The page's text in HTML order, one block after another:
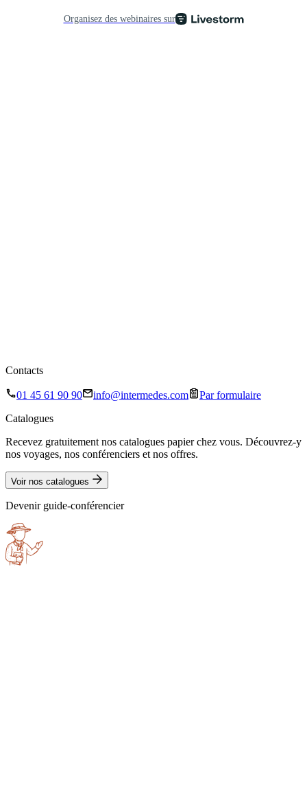
Contacts
01 45 61 90 90 info@intermedes.com
Par formulaire
Catalogues
Recevez gratuitement nos catalogues papier chez vous. Découvrez-y
nos voyages, nos conférenciers et nos offres.
Voir nos catalogues
Devenir guide-conférencier